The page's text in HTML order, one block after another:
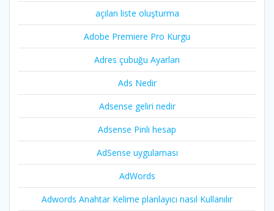
açılan liste oluşturma
Adobe Premiere Pro Kurgu
Adres çubuğu Ayarları
Ads Nedir
Adsense geliri nedir
Adsense Pinli hesap
AdSense uygulaması
AdWords
Adwords Anahtar Kelime planlayıcı nasıl Kullanılır